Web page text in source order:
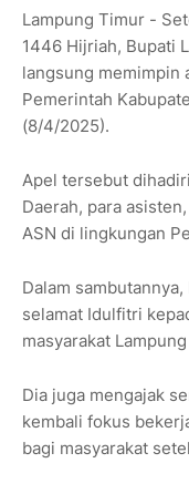
Lampung Timur -
1446 Hijriah, Bupati
langsung memimpin
Pemerintah
(8/4/2025).
Apel tersebut
Daerah, para
ASN di lingkungan
Dalam
selamat Idulfitri
masyarakat
Dia juga mengajak
kembali fokus
bagi masyarakat